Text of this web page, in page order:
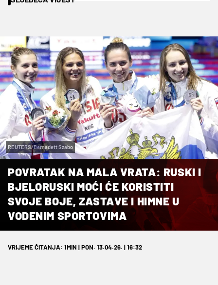
REUTERS/Bernadett Szabo
POVRATAK NA MALA VRATA: RUSKI I
BJELORUSKI MOĆI ĆE KORISTITI
SVOJE BOJE, ZASTAVE I HIMNE U
VODENIM SPORTOVIMA
VRIJEME ČITANJA: 1MIN | PON. 13.04.26. | 16:32